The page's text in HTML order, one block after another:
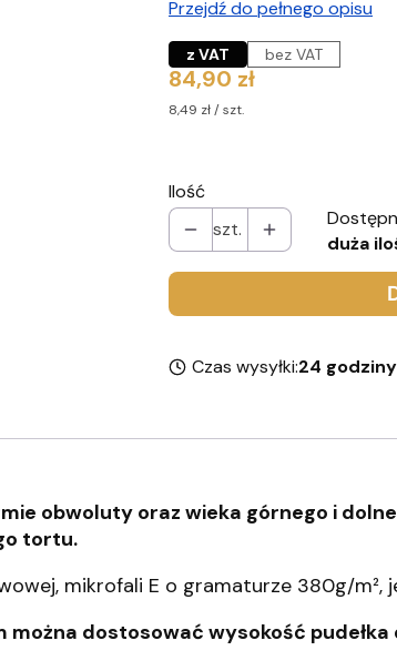
Przejdź do pełnego opisu
z VAT bez VAT
Cena
84,90 zł
8,49 zł / szt.
Ilość
szt.
duża
Czas wysyłki:24 godziny
obwoluty oraz wieka górnego i
tortu.
mikrofali E o gramaturze 380g/m²,
można dostosować wysokość